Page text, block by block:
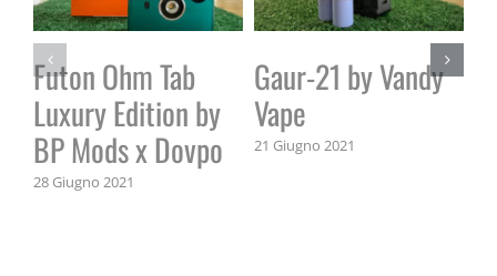
Futon Ohm Tab
Luxury Edition by
BP Mods x Dovpo
28 Giugno 2021
Gaur-21 by Vandy
Vape
21 Giugno 2021